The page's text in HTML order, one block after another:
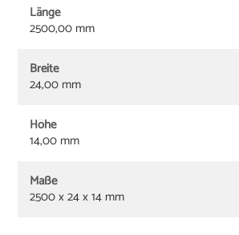
Länge
2500,00 mm
Breite
24,00 mm
Höhe
14,00 mm
Maße
2500 x 24 x 14 mm